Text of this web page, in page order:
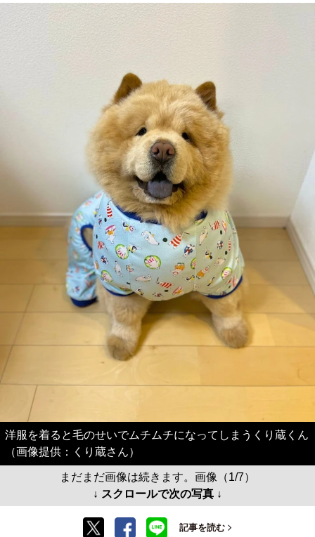
洋服を着ると毛のせいでムチムチになってしまうくり蔵くん
（画像提供：くり蔵さん）
まだまだ画像は続きます。画像（1/7）
↓ スクロールで次の写真 ↓
記事を読む